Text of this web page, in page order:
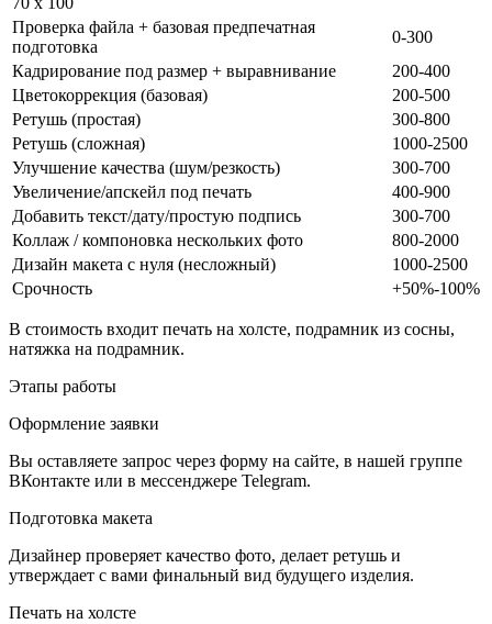
Проверка файла + базовая предпечатная
подготовка
0-300
Кадрирование под размер + выравнивание
200-400
Цветокоррекция (базовая)
200-500
Ретушь (простая)
300-800
Ретушь (сложная)
1000-2500
Улучшение качества (шум/резкость)
300-700
Увеличение/апскейл под печать
400-900
Добавить текст/дату/простую подпись
300-700
Коллаж / компоновка нескольких фото
800-2000
Дизайн макета с нуля (несложный)
1000-2500
Срочность
+50%-100%
В стоимость входит печать на холсте, подрамник из сосны,
натяжка на подрамник.
Этапы работы
Оформление заявки
Вы оставляете запрос через форму на сайте, в нашей группе
ВКонтакте или в мессенджере Telegram.
Подготовка макета
Дизайнер проверяет качество фото, делает ретушь и
утверждает с вами финальный вид будущего изделия.
Печать на холсте